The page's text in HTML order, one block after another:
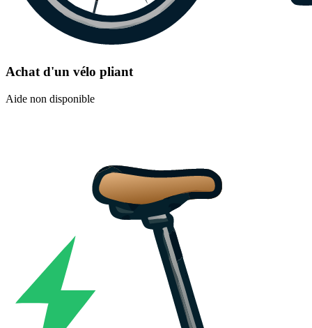
Achat d'un vélo pliant
Aide non disponible